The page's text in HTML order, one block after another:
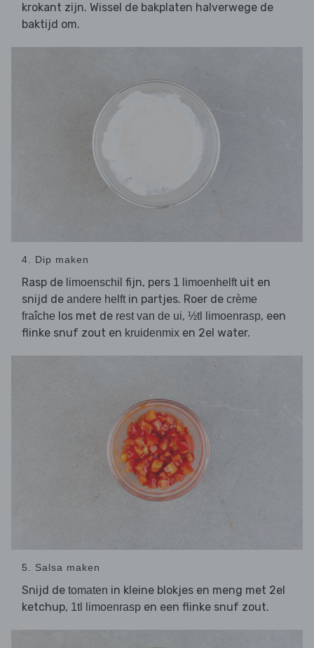
krokant zijn. Wissel de bakplaten halverwege de
baktijd om.
4. Dip maken
Rasp de limoenschil fijn, pers 1 limoenhelft uit en
snijd de andere helft in partjes. Roer de crème
fraîche los met de rest van de ui, ½tl limoenrasp, een
flinke snuf zout en kruidenmix en 2el water.
5. Salsa maken
Snijd de tomaten in kleine blokjes en meng met 2el
ketchup, 1tl limoenrasp en een flinke snuf zout.